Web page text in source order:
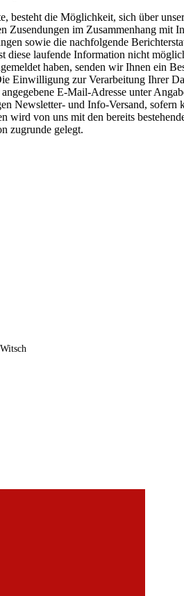
besteht die Möglichkeit, sich über
Zusendungen im Zusammenhang
sowie die nachfolgende
diese laufende Information nicht
haben, senden wir Ihnen ein
Einwilligung zur Verarbeitung Ihrer
E-Mail-Adresse unter
Newsletter- und Info-Versand,
von uns mit den bereits
zugrunde gelegt.